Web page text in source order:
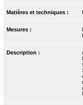
Matières et techniques :
Mesures :
Description :